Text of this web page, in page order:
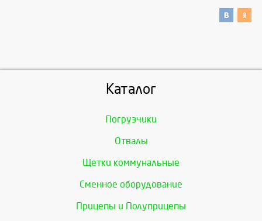
Каталог
Погрузчики
Отвалы
Щетки коммунальные
Сменное оборудование
Прицепы и Полуприцепы